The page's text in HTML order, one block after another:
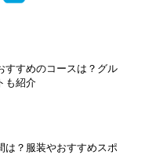
すすめのコースは？グル
も紹介
は？服装やおすすめスポ